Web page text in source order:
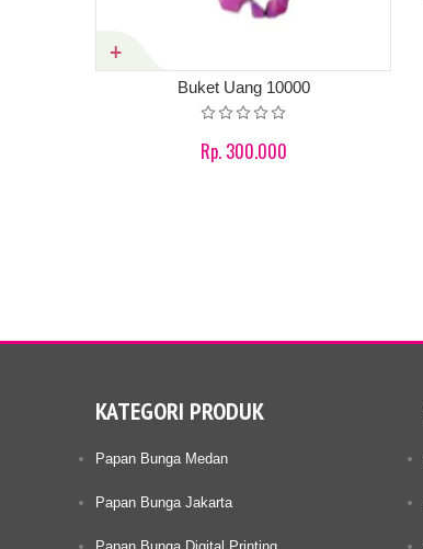
Buket Uang 10000
Rp. 300.000
KATEGORI PRODUK
Papan Bunga Medan
Papan Bunga Jakarta